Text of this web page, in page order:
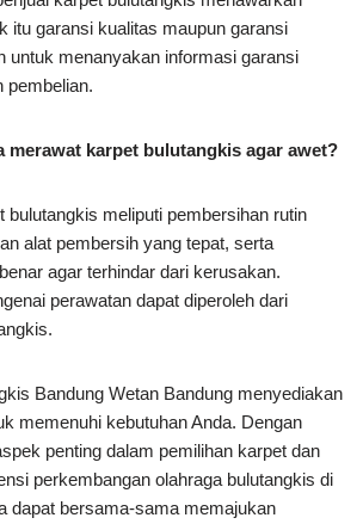
itu garansi kualitas maupun garansi
untuk menanyakan informasi garansi
pembelian.
merawat karpet bulutangkis agar awet?
bulutangkis meliputi pembersihan rutin
alat pembersih yang tepat, serta
agar terhindar dari kerusakan.
perawatan dapat diperoleh dari
Bandung Wetan Bandung menyediakan
memenuhi kebutuhan Anda. Dengan
penting dalam pemilihan karpet dan
perkembangan olahraga bulutangkis di
dapat bersama-sama memajukan